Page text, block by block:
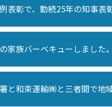
表彰で、勤続25年の知事表
家族バーベキューしました。
と和束運輸㈱と三者間で地